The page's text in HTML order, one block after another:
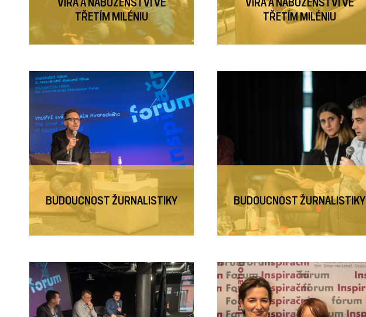
TŘETÍM MILÉNIU
TŘETÍM MILÉNIU
BUDOUCNOST ŽURNALISTIKY BUDOUCNOST ŽURNALISTIKY